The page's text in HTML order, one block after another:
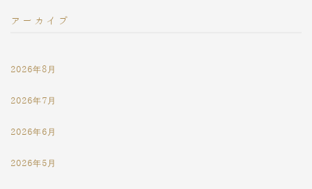
アーカイブ
2026年8月
2026年7月
2026年6月
2026年5月